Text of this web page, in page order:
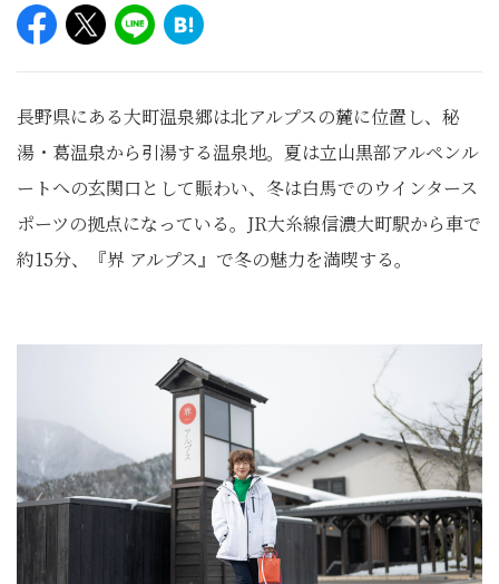
長野県にある大町温泉郷は北アルプスの麓に位置し、秘
湯・葛温泉から引湯する温泉地。夏は立山黒部アルペンル
ートへの玄関口として賑わい、冬は白馬でのウインタース
ポーツの拠点になっている。JR大糸線信濃大町駅から車で
約15分、『界 アルプス』で冬の魅力を満喫する。